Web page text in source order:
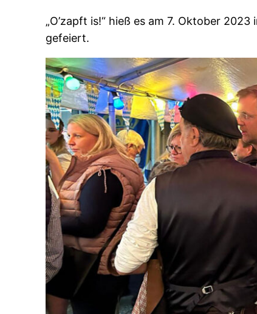
„O’zapft is!“ hieß es am 7. Oktober
gefeiert.